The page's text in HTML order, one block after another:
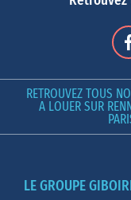
RETROUVEZ TOUS
A LOUER SUR
LE GROUPE